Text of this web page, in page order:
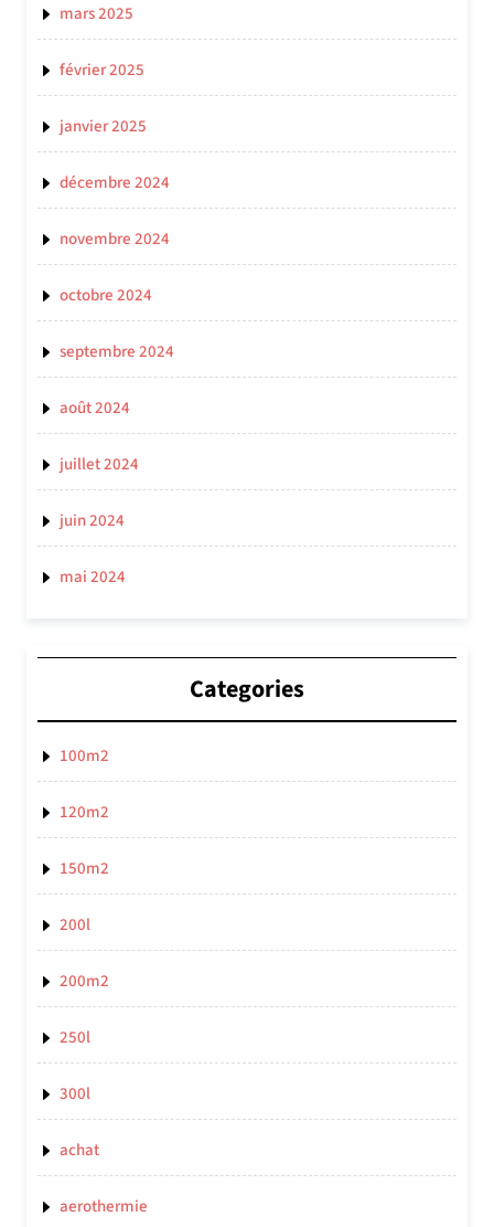
mars 2025
février 2025
janvier 2025
décembre 2024
novembre 2024
octobre 2024
septembre 2024
août 2024
juillet 2024
juin 2024
mai 2024
Categories
100m2
120m2
150m2
200l
200m2
250l
300l
achat
aerothermie